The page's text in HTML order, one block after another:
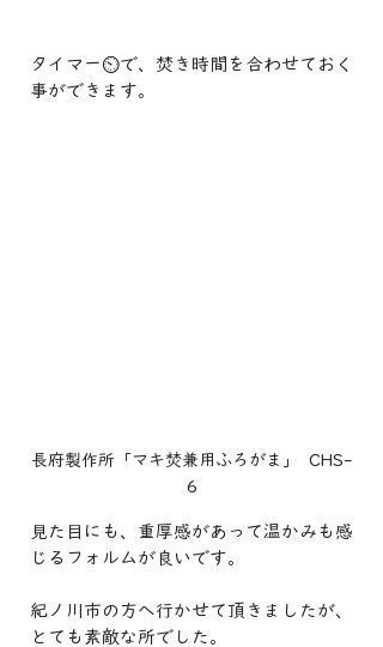
タイマー⏲で、焚き時間を合わせておく
事ができます。
長府製作所「マキ焚兼用ふろがま」  CHS-
6
見た目にも、重厚感があって温かみも感
じるフォルムが良いです。
紀ノ川市の方へ行かせて頂きましたが、
とても素敵な所でした。